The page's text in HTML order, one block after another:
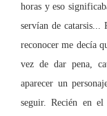
horas y eso
servían de catarsis...
reconocer me decía
vez de dar pena,
aparecer un
seguir. Recién en